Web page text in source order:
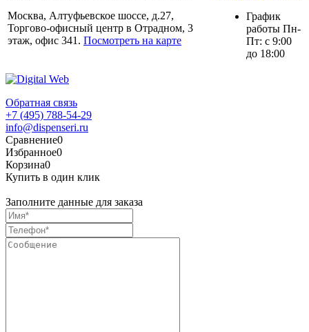
Москва, Алтуфьевское шоссе, д.27,
Торгово-офисный центр в Отрадном, 3
этаж, офис 341. Посмотреть на карте
График
работы Пн-
Пт: с 9:00
до 18:00
Обратная связь
+7 (495) 788-54-29
info@dispenseri.ru
Сравнение0
Избранное0
Корзина0
Купить в один клик
Заполните данные для заказа